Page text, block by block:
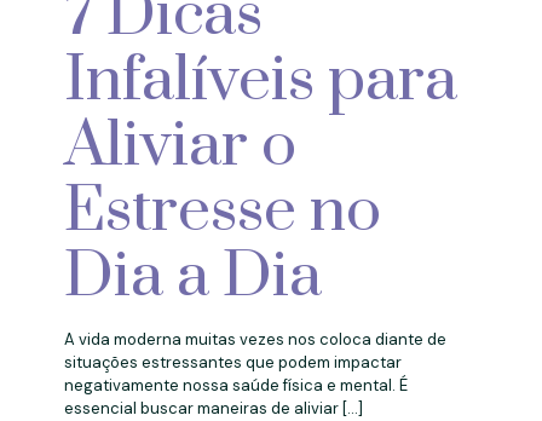
Infalíveis para
Aliviar o
Estresse no
Dia a Dia
A vida moderna muitas vezes nos coloca diante de
situações estressantes que podem impactar
negativamente nossa saúde física e mental. É
essencial buscar maneiras de aliviar […]